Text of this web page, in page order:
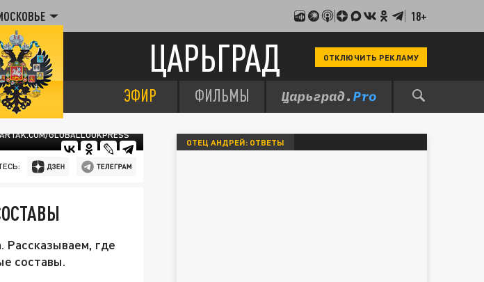
18+
ЦАРЬГРАД ОТКЛЮЧИТЬ РЕКЛАМУ
ЭФИР ФИЛЬМЫ
GLOBALLOOKPRESS
Рассказываем, где
составы.
ОТЕЦ АНДРЕЙ: ОТВЕТЫ